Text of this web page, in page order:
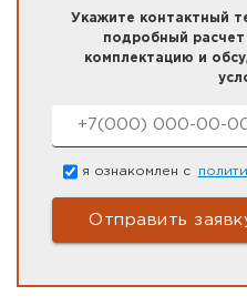
Укажите контактный
подробный расчет
комплектацию и
Номер телефона*
я ознакомлен с